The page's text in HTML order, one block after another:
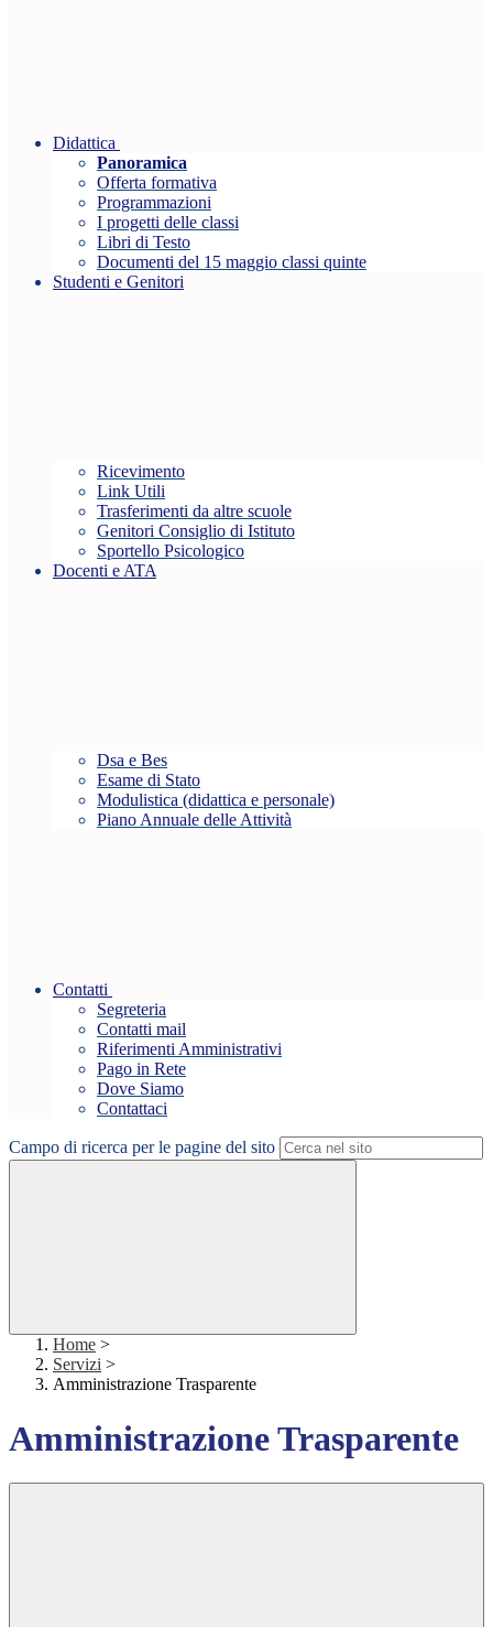
Didattica
Panoramica
Offerta formativa
Programmazioni
I progetti delle classi
Libri di Testo
Documenti del 15 maggio classi quinte
Studenti e Genitori
Ricevimento
Link Utili
Trasferimenti da altre scuole
Genitori Consiglio di Istituto
Sportello Psicologico
Docenti e ATA
Dsa e Bes
Esame di Stato
Modulistica (didattica e personale)
Piano Annuale delle Attività
Contatti
Segreteria
Contatti mail
Riferimenti Amministrativi
Pago in Rete
Dove Siamo
Contattaci
Campo di ricerca per le pagine del sito
Home >
Servizi >
Amministrazione Trasparente
Amministrazione Trasparente